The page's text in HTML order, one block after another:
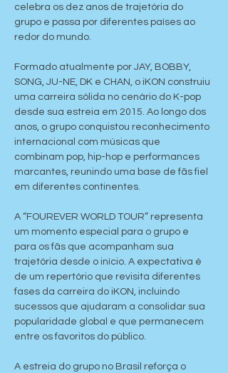
celebra os dez anos de trajetória do
grupo e passa por diferentes países ao
redor do mundo.
Formado atualmente por JAY, BOBBY,
SONG, JU-NE, DK e CHAN, o iKON construiu
uma carreira sólida no cenário do K-pop
desde sua estreia em 2015. Ao longo dos
anos, o grupo conquistou reconhecimento
internacional com músicas que
combinam pop, hip-hop e performances
marcantes, reunindo uma base de fãs fiel
em diferentes continentes.
A “FOUREVER WORLD TOUR” representa
um momento especial para o grupo e
para os fãs que acompanham sua
trajetória desde o início. A expectativa é
de um repertório que revisita diferentes
fases da carreira do iKON, incluindo
sucessos que ajudaram a consolidar sua
popularidade global e que permanecem
entre os favoritos do público.
A estreia do grupo no Brasil reforça o